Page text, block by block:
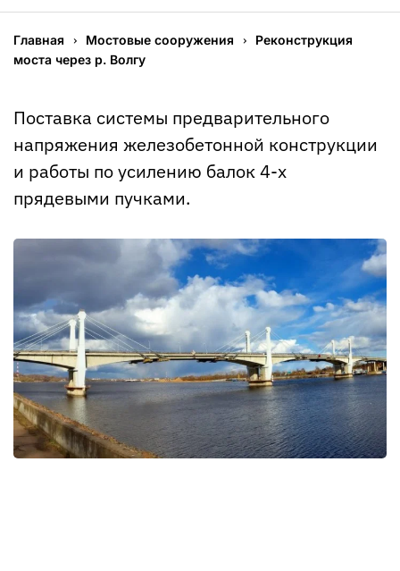
Главная Мостовые сооружения
Реконструкция
моста через р. Волгу
Поставка системы предварительного
напряжения железобетонной конструкции
и работы по усилению балок 4-х
прядевыми пучками.